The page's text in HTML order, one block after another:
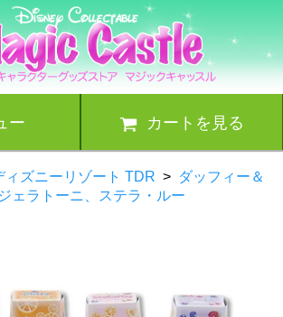
ー カートを見る
ィズニーリゾート TDR > ダッフィー＆
ェラトーニ、ステラ・ルー